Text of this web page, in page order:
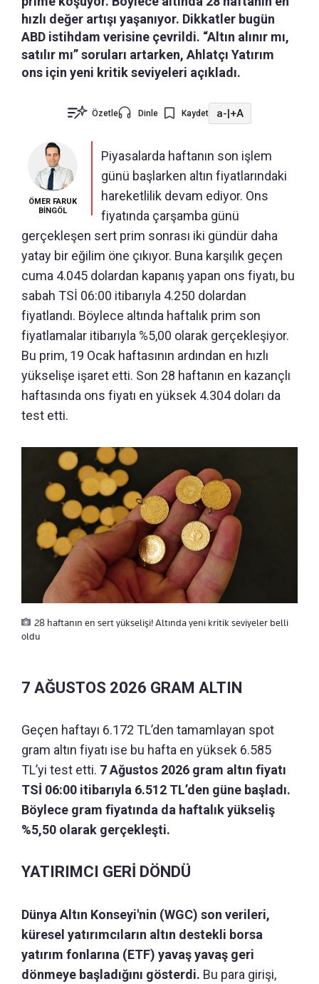
hızlı değer artışı yaşanıyor. Dikkatler bugün
ABD istihdam verisine çevrildi. “Altın alınır mı,
satılır mı” soruları artarken, Ahlatçı Yatırım
ons için yeni kritik seviyeleri açıkladı.
Özetle Dinle Kaydet a-|+A
ÖMER FARUK
BİNGÖL
Piyasalarda haftanın son işlem
günü başlarken altın fiyatlarındaki
hareketlilik devam ediyor. Ons
fiyatında çarşamba günü
gerçekleşen sert prim sonrası iki gündür daha
yatay bir eğilim öne çıkıyor. Buna karşılık geçen
cuma 4.045 dolardan kapanış yapan ons fiyatı, bu
sabah TSİ 06:00 itibarıyla 4.250 dolardan
fiyatlandı. Böylece altında haftalık prim son
fiyatlamalar itibarıyla %5,00 olarak gerçekleşiyor.
Bu prim, 19 Ocak haftasının ardından en hızlı
yükselişe işaret etti. Son 28 haftanın en kazançlı
haftasında ons fiyatı en yüksek 4.304 doları da
test etti.
28 haftanın en sert yükselişi! Altında yeni kritik seviyeler belli
oldu
7 AĞUSTOS 2026 GRAM ALTIN
Geçen haftayı 6.172 TL’den tamamlayan spot
gram altın fiyatı ise bu hafta en yüksek 6.585
TL’yi test etti. 7 Ağustos 2026 gram altın fiyatı
TSİ 06:00 itibarıyla 6.512 TL’den güne başladı.
Böylece gram fiyatında da haftalık yükseliş
%5,50 olarak gerçekleşti.
YATIRIMCI GERİ DÖNDÜ
Dünya Altın Konseyi'nin (WGC) son verileri,
küresel yatırımcıların altın destekli borsa
yatırım fonlarına (ETF) yavaş yavaş geri
dönmeye başladığını gösterdi. Bu para girişi,